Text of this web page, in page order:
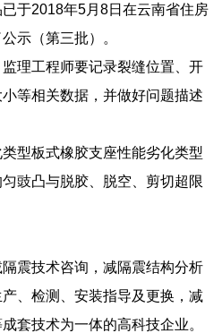
于2018年5月8日在云南省住房
示（第三批）。
理工程师要记录裂缝位置、开
等相关数据，并做好问题描述
型板式橡胶支座性能劣化类型
豉凸与脱胶、脱空、剪切超限
震技术咨询，减隔震结构分析
、检测、安装指导及更换，减
套技术为一体的高科技企业。